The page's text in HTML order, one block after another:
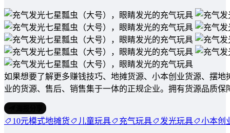
如果想要了解更多赚钱技巧、地摊货源、小本创业货源、摆
业的货源、售后、销售集于一体的正规企业。拥有货源品质
10元模式地摊货 儿童玩具 充气玩具 发光玩具 小本创